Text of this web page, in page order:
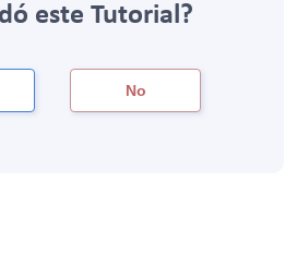
este Tutorial?
No